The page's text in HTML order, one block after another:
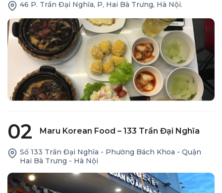
46 P. Trần Đại Nghĩa, P, Hai Bà Trưng, Hà Nội.
02 Maru Korean Food – 133 Trần Đại Nghĩa
Số 133 Trần Đại Nghĩa - Phường Bách Khoa - Quận
Hai Bà Trưng - Hà Nội